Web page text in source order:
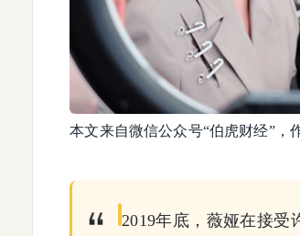
本文来自微信公众号“伯虎财经”，
2019年底，薇娅在接受